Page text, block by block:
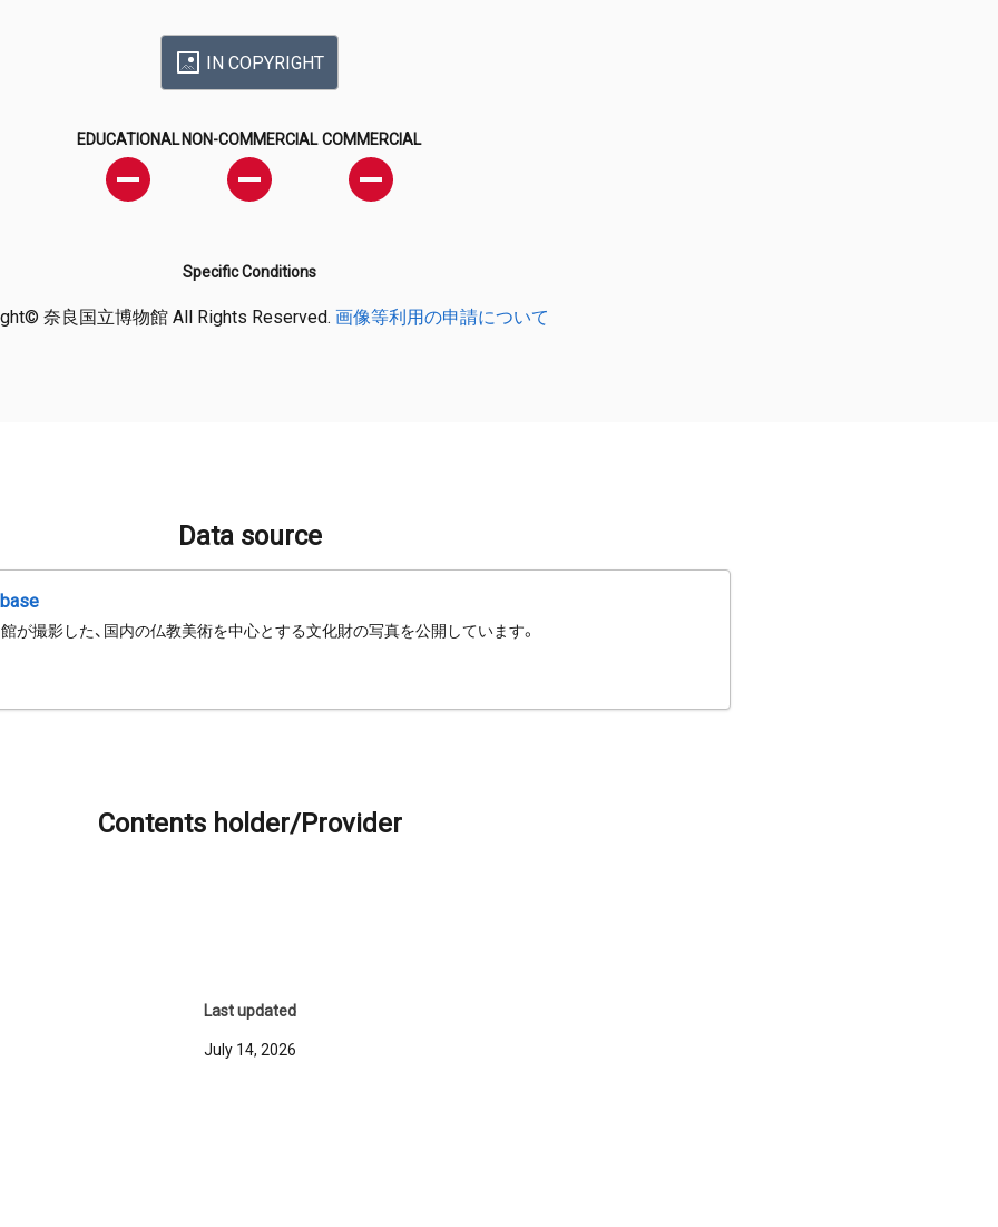
IN COPYRIGHT
EDUCATIONAL NON-COMMERCIAL COMMERCIAL
Specific Conditions
奈良国立博物館 All Rights Reserved. 画像等利用の申請について
Data source
が撮影した、国内の仏教美術を中心とする文化財の写真を公開しています。
Contents holder/Provider
Last updated
July 14, 2026